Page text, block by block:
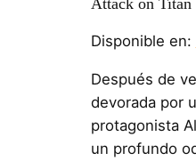
Disponible en:
Después de
devorada por
protagonista
un profundo